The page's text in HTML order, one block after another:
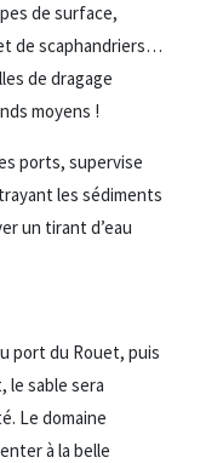
de surface,
de scaphandriers…
de dragage
moyens !
ports, supervise
les sédiments
un tirant d’eau
port du Rouet, puis
le sable sera
Le domaine
à la belle